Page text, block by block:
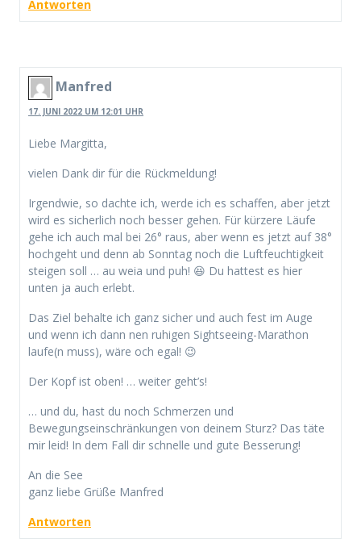
Antworten
Manfred
17. JUNI 2022 UM 12:01 UHR
Liebe Margitta,
vielen Dank dir für die Rückmeldung!
Irgendwie, so dachte ich, werde ich es schaffen, aber jetzt
wird es sicherlich noch besser gehen. Für kürzere Läufe
gehe ich auch mal bei 26° raus, aber wenn es jetzt auf 38°
hochgeht und denn ab Sonntag noch die Luftfeuchtigkeit
steigen soll … au weia und puh! 😆 Du hattest es hier
unten ja auch erlebt.
Das Ziel behalte ich ganz sicher und auch fest im Auge
und wenn ich dann nen ruhigen Sightseeing-Marathon
laufe(n muss), wäre och egal! 😉
Der Kopf ist oben! … weiter geht’s!
… und du, hast du noch Schmerzen und
Bewegungseinschränkungen von deinem Sturz? Das täte
mir leid! In dem Fall dir schnelle und gute Besserung!
An die See
ganz liebe Grüße Manfred
Antworten